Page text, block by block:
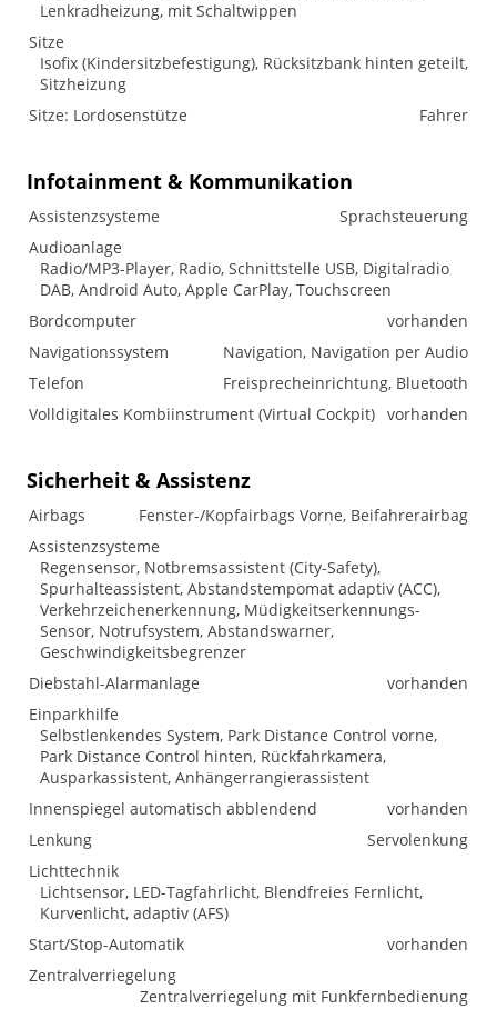
Lenkradheizung, mit Schaltwippen
Sitze
Isofix (Kindersitzbefestigung), Rücksitzbank hinten geteilt,
Sitzheizung
Sitze: Lordosenstütze
Fahrer
Infotainment & Kommunikation
Assistenzsysteme
Sprachsteuerung
Audioanlage
Radio/MP3-Player, Radio, Schnittstelle USB, Digitalradio
DAB, Android Auto, Apple CarPlay, Touchscreen
Bordcomputer
vorhanden
Navigationssystem
Navigation, Navigation per Audio
Telefon
Freisprecheinrichtung, Bluetooth
Volldigitales Kombiinstrument (Virtual Cockpit) vorhanden
Sicherheit & Assistenz
Airbags
Fenster-/Kopfairbags Vorne, Beifahrerairbag
Assistenzsysteme
Regensensor, Notbremsassistent (City-Safety),
Spurhalteassistent, Abstandstempomat adaptiv (ACC),
Verkehrzeichenerkennung, Müdigkeitserkennungs-
Sensor, Notrufsystem, Abstandswarner,
Geschwindigkeitsbegrenzer
Diebstahl-Alarmanlage
vorhanden
Einparkhilfe
Selbstlenkendes System, Park Distance Control vorne,
Park Distance Control hinten, Rückfahrkamera,
Ausparkassistent, Anhängerrangierassistent
Innenspiegel automatisch abblendend
vorhanden
Lenkung
Servolenkung
Lichttechnik
Lichtsensor, LED-Tagfahrlicht, Blendfreies Fernlicht,
Kurvenlicht, adaptiv (AFS)
Start/Stop-Automatik
vorhanden
Zentralverriegelung
Zentralverriegelung mit Funkfernbedienung